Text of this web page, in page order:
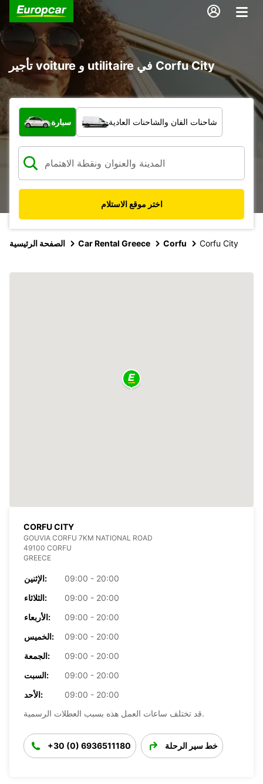
تأجير voiture و utilitaire في Corfu City
ما نوع المركبة؟
سيارة شاحنات الفان والشاحنات العادية
اختر موقع الاستلام
الصفحة الرئيسية Car Rental Greece Corfu Corfu City
CORFU CITY
GOUVIA CORFU 7KM NATIONAL ROAD
49100 CORFU
GREECE
الإثنين:
09:00 - 20:00
الثلاثاء:
09:00 - 20:00
الأربعاء:
09:00 - 20:00
الخميس:
09:00 - 20:00
الجمعة:
09:00 - 20:00
السبت:
09:00 - 20:00
الأحد:
09:00 - 20:00
قد تختلف ساعات العمل هذه بسبب العطلات الرسمية.
+30 (0) 6936511180 خط سير الرحلة